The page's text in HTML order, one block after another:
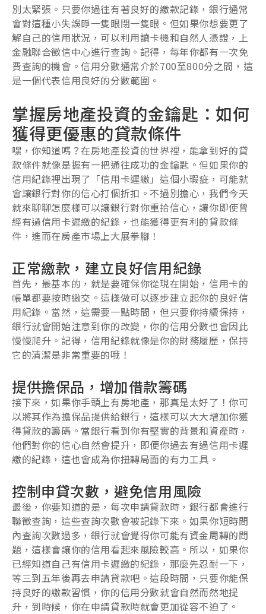
別太緊張。只要你過往有著良好的繳款記錄，銀行通常
會對這種小失誤睜一隻眼閉一隻眼。但如果你想要更了
解自己的信用狀況，可以利用讀卡機和自然人憑證，上
金融聯合徵信中心進行查詢。記得，每年你都有一次免
費查詢的機會。信用分數通常介於700至800分之間，這
是一個代表信用良好的分數範圍。
掌握房地產投資的金鑰匙：如何
獲得更優惠的貸款條件
嘿，你知道嗎？在房地產投資的世界裡，能拿到好的貸
款條件就像是握有一把通往成功的金鑰匙。但如果你的
信用紀錄裡出現了「信用卡遲繳」這個小瑕疵，可能就
會讓銀行對你的信心打個折扣。不過別擔心，我們今天
就來聊聊怎麼樣可以讓銀行對你重拾信心，讓你即使曾
經有過信用卡遲繳的紀錄，也能獲得更有利的貸款條
件，進而在房產市場上大展拳腳！
正常繳款，建立良好信用紀錄
首先，最基本的，就是要確保你從現在開始，信用卡的
帳單都要按時繳交。這樣做可以逐步建立起你的良好信
用紀錄。當然，這需要一點時間，但只要你持續保持，
銀行就會開始注意到你的改變，你的信用分數也會因此
慢慢爬升。記得，信用紀錄就像是你的財務履歷，保持
它的清潔是非常重要的哦！
提供擔保品，增加借款籌碼
接下來，如果你手頭上有房地產，那真是太好了！你可
以將其作為擔保品提供給銀行，這樣可以大大增加你獲
得貸款的籌碼。當銀行看到你有堅實的背景和資產時，
他們對你的信心自然會提升，即便你過去有過信用卡遲
繳的紀錄，這也會成為你扭轉局面的有力工具。
控制申貸次數，避免信用風險
最後，你要知道的是，每次申請貸款時，銀行都會進行
聯徵查詢，這些查詢次數會被記錄下來。如果你短時間
內查詢次數過多，銀行就會覺得你可能有資金周轉的問
題，這樣會讓你的信用看起來風險較高。所以，如果你
已經知道自己有信用卡遲繳的紀錄，那麼先忍耐一下，
等三到五年後再去申請貸款吧。這段時間，只要你能保
持良好的繳款習慣，你的信用分數就會自然而然地提
升，到時候，你在申請貸款時就會更加從容不迫了。